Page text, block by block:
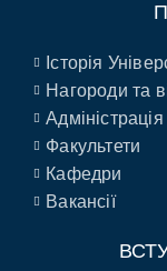
Історія
Нагороди та
Адміністрація
Факультети
Кафедри
Вакансії